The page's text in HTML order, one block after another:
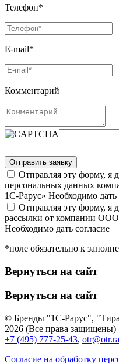
Телефон*
E-mail*
Комментарий
Отправляя эту форму, я
персональных данных
1С-Рарус» Необходимо дать
Отправляя эту форму, я
рассылки от компании
Необходимо дать согласие
*поле обязательно к
Вернуться на сайт
Вернуться на сайт
© Бренды "1С-Рарус",
2026 (Все права защищены)
+7 (495) 777-25-43,
Согласие на обработку